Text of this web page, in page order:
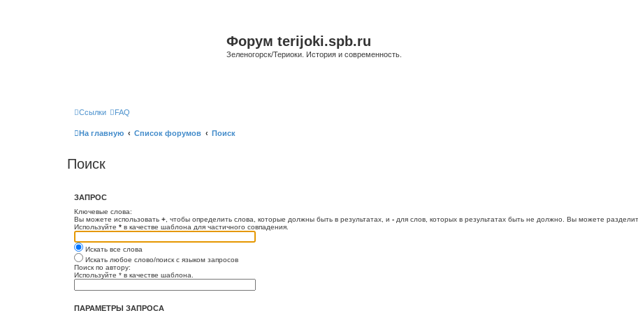
Форум terijoki.spb.ru
Зеленогорск/Териоки. История и современность.
Ссылки FAQ
На главную Список форумов Поиск
Поиск
ЗАПРОС
Ключевые слова:
Вы можете использовать + , чтобы определить слова, которые должны быть в результатах, и - для слов, которых в результатах быть не должно. Вы можете
Используйте * в качестве шаблона для частичного совпадения.
Искать все слова
Искать любое слово/поиск с языком запросов
Поиск по автору:
Используйте * в качестве шаблона.
ПАРАМЕТРЫ ЗАПРОСА